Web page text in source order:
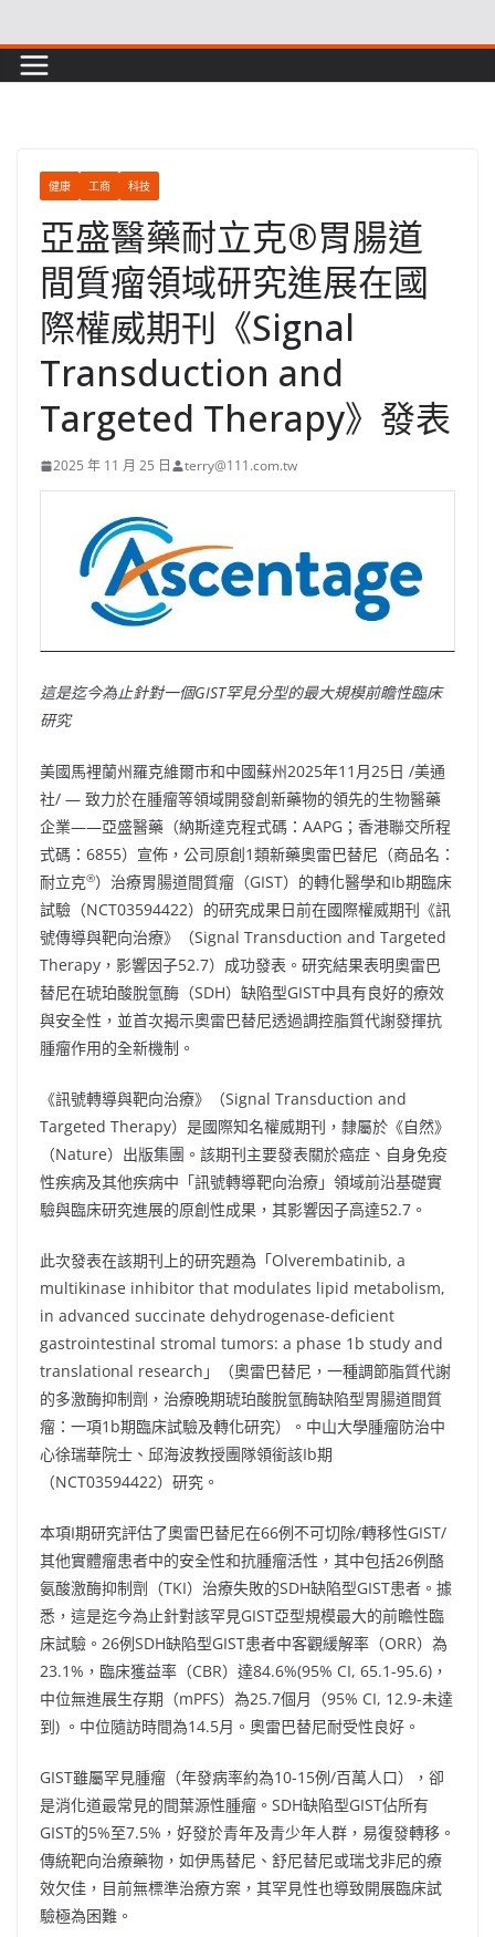
to
content
健康 工商 科技
亞盛醫藥耐立克®胃腸道
間質瘤領域研究進展在國
際權威期刊《Signal
Transduction and
Targeted Therapy》發表
2025 年 11 月 25 日 terry@111.com.tw
這是迄今為止針對一個GIST罕見分型的最大規模前瞻性臨床
研究
美國馬裡蘭州羅克維爾市和中國蘇州2025年11月25日 /美通
社/ — 致力於在腫瘤等領域開發創新藥物的領先的生物醫藥
企業——亞盛醫藥（納斯達克程式碼：AAPG；香港聯交所程
式碼：6855）宣佈，公司原創1類新藥奧雷巴替尼（商品名：
耐立克®）治療胃腸道間質瘤（GIST）的轉化醫學和Ib期臨床
試驗（NCT03594422）的研究成果日前在國際權威期刊《訊
號傳導與靶向治療》（Signal Transduction and Targeted
Therapy，影響因子52.7）成功發表。研究結果表明奧雷巴
替尼在琥珀酸脫氫酶（SDH）缺陷型GIST中具有良好的療效
與安全性，並首次揭示奧雷巴替尼透過調控脂質代謝發揮抗
腫瘤作用的全新機制。
《訊號轉導與靶向治療》（Signal Transduction and
Targeted Therapy）是國際知名權威期刊，隸屬於《自然》
（Nature）出版集團。該期刊主要發表關於癌症、自身免疫
性疾病及其他疾病中「訊號轉導靶向治療」領域前沿基礎實
驗與臨床研究進展的原創性成果，其影響因子高達52.7。
此次發表在該期刊上的研究題為「Olverembatinib, a
multikinase inhibitor that modulates lipid metabolism,
in advanced succinate dehydrogenase-deficient
gastrointestinal stromal tumors: a phase 1b study and
translational research」（奧雷巴替尼，一種調節脂質代謝
的多激酶抑制劑，治療晚期琥珀酸脫氫酶缺陷型胃腸道間質
瘤：一項1b期臨床試驗及轉化研究）。中山大學腫瘤防治中
心徐瑞華院士、邱海波教授團隊領銜該Ib期
（NCT03594422）研究。
本項I期研究評估了奧雷巴替尼在66例不可切除/轉移性GIST/
其他實體瘤患者中的安全性和抗腫瘤活性，其中包括26例酪
氨酸激酶抑制劑（TKI）治療失敗的SDH缺陷型GIST患者。據
悉，這是迄今為止針對該罕見GIST亞型規模最大的前瞻性臨
床試驗。26例SDH缺陷型GIST患者中客觀緩解率（ORR）為
23.1%，臨床獲益率（CBR）達84.6%(95% CI, 65.1-95.6)，
中位無進展生存期（mPFS）為25.7個月（95% CI, 12.9-未達
到) 。中位隨訪時間為14.5月。奧雷巴替尼耐受性良好。
GIST雖屬罕見腫瘤（年發病率約為10-15例/百萬人口），卻
是消化道最常見的間葉源性腫瘤。SDH缺陷型GIST佔所有
GIST的5%至7.5%，好發於青年及青少年人群，易復發轉移。
傳統靶向治療藥物，如伊馬替尼、舒尼替尼或瑞戈非尼的療
效欠佳，目前無標準治療方案，其罕見性也導致開展臨床試
驗極為困難。